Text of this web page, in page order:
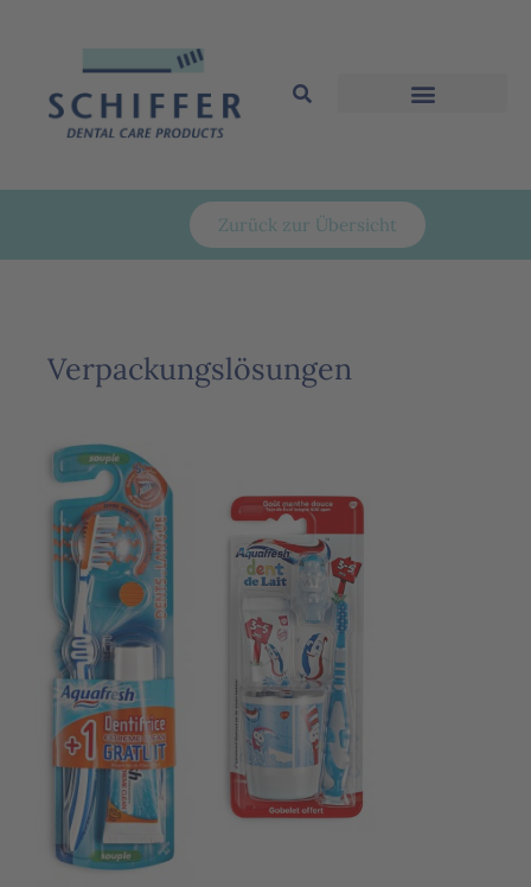
Zurück zur Übersicht
Verpackungslösungen